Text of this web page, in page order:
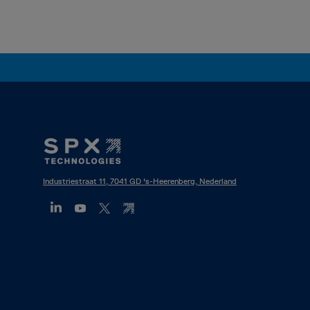
Industriestraat 11, 7041 GD 's-Heerenberg, Nederland
Footer
Mega
Menu
(NL)